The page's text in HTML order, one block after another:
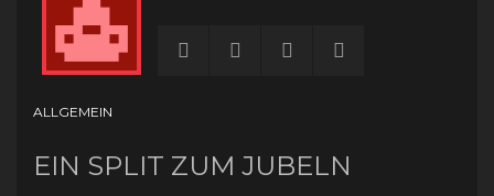
ALLGEMEIN
EIN SPLIT ZUM JUBELN